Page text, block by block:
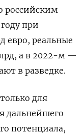
российским
при
евро, реальные
а в 2022-м —
в разведке.
для
дальнейшего
потенциала,